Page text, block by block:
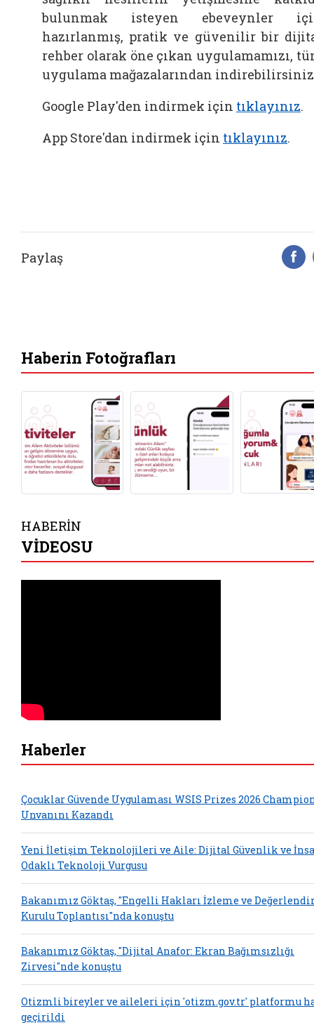
bulunmak isteyen ebeveynler
hazırlanmış, pratik ve güvenilir bir
rehber olarak öne çıkan uygulamamızı,
uygulama mağazalarından
Google Play'den indirmek için tıklayınız.
App Store'dan indirmek için tıklayınız.
Paylaş
Haberin Fotoğrafları
HABERİN
VİDEOSU
Haberler
Çocuklar Güvende Uygulaması WSIS Prizes 2026
Unvanını Kazandı
Yeni İletişim Teknolojileri ve Aile: Dijital Güvenlik ve
Odaklı Teknoloji Vurgusu
Bakanımız Göktaş, "Engelli Hakları İzleme ve
Kurulu Toplantısı"nda konuştu
Bakanımız Göktaş, "Dijital Anafor: Ekran Bağımsızlığı
Zirvesi"nde konuştu
Otizmli bireyler ve aileleri için 'otizm.gov.tr' platformu
geçirildi